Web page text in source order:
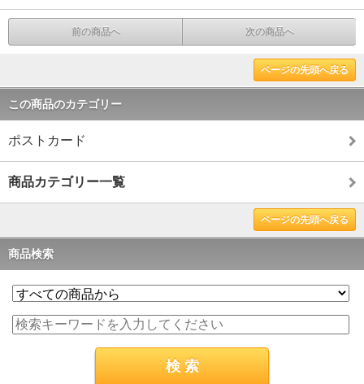
前の商品へ 次の商品へ
ページの先頭へ戻る
この商品のカテゴリー
ポストカード
商品カテゴリー一覧
ページの先頭へ戻る
商品検索